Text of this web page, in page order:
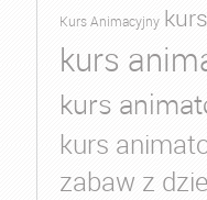
Kurs Animacyjny
kurs
kurs
kurs
zabaw z